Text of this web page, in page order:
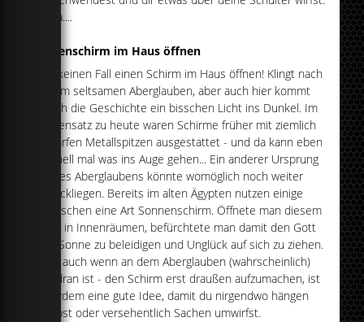
Ah ja....
Regenschirm im Haus öffnen
Auf keinen Fall einen Schirm im Haus öffnen! Klingt nach
einem seltsamen Aberglauben, aber auch hier kommt
durch die Geschichte ein bisschen Licht ins Dunkel. Im
Gegensatz zu heute waren Schirme früher mit ziemlich
scharfen Metallspitzen ausgestattet - und da kann eben
schnell mal was ins Auge gehen... Ein anderer Ursprung
dieses Aberglaubens könnte womöglich noch weiter
zurückliegen. Bereits im alten Ägypten nutzen einige
Menschen eine Art Sonnenschirm. Öffnete man diesem
aber in Innenräumen, befürchtete man damit den Gott
der Sonne zu beleidigen und Unglück auf sich zu ziehen.
Und auch wenn an dem Aberglauben (wahrscheinlich)
nix dran ist - den Schirm erst draußen aufzumachen, ist
trotzdem eine gute Idee, damit du nirgendwo hängen
bleibst oder versehentlich Sachen umwirfst.